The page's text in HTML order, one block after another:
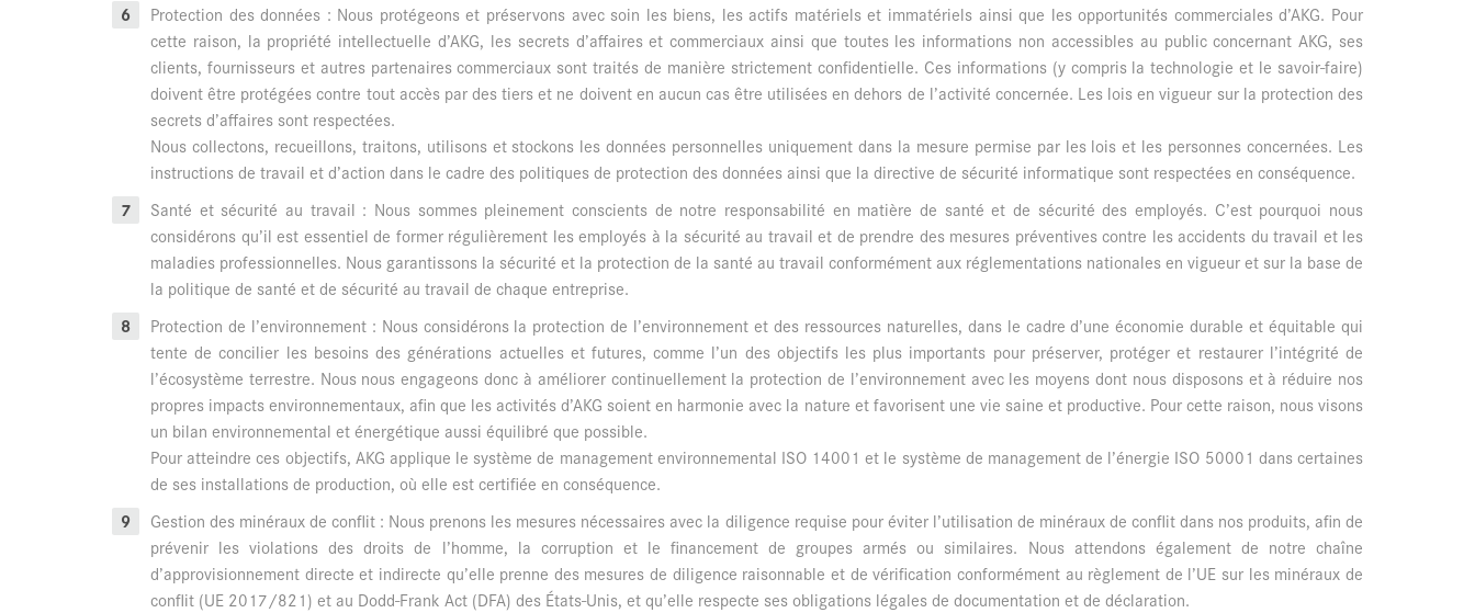
Protection des données : Nous protégeons et préservons avec soin les biens, les actifs matériels et immatériels ainsi que les opportunités commerciales d’AKG. Pour
cette raison, la propriété intellectuelle d’AKG, les secrets d’affaires et commerciaux ainsi que toutes les informations non accessibles au public concernant AKG, ses
clients, fournisseurs et autres partenaires commerciaux sont traités de manière strictement confidentielle. Ces informations (y compris la technologie et le savoir-faire)
doivent être protégées contre tout accès par des tiers et ne doivent en aucun cas être utilisées en dehors de l’activité concernée. Les lois en vigueur sur la protection des
secrets d’affaires sont respectées.
Nous collectons, recueillons, traitons, utilisons et stockons les données personnelles uniquement dans la mesure permise par les lois et les personnes concernées. Les
instructions de travail et d’action dans le cadre des politiques de protection des données ainsi que la directive de sécurité informatique sont respectées en conséquence.
Santé et sécurité au travail : Nous sommes pleinement conscients de notre responsabilité en matière de santé et de sécurité des employés. C’est pourquoi nous
considérons qu’il est essentiel de former régulièrement les employés à la sécurité au travail et de prendre des mesures préventives contre les accidents du travail et les
maladies professionnelles. Nous garantissons la sécurité et la protection de la santé au travail conformément aux réglementations nationales en vigueur et sur la base de
la politique de santé et de sécurité au travail de chaque entreprise.
Protection de l’environnement : Nous considérons la protection de l’environnement et des ressources naturelles, dans le cadre d’une économie durable et équitable qui
tente de concilier les besoins des générations actuelles et futures, comme l’un des objectifs les plus importants pour préserver, protéger et restaurer l’intégrité de
l’écosystème terrestre. Nous nous engageons donc à améliorer continuellement la protection de l’environnement avec les moyens dont nous disposons et à réduire nos
propres impacts environnementaux, afin que les activités d’AKG soient en harmonie avec la nature et favorisent une vie saine et productive. Pour cette raison, nous visons
un bilan environnemental et énergétique aussi équilibré que possible.
Pour atteindre ces objectifs, AKG applique le système de management environnemental ISO 14001 et le système de management de l’énergie ISO 50001 dans certaines
de ses installations de production, où elle est certifiée en conséquence.
Gestion des minéraux de conflit : Nous prenons les mesures nécessaires avec la diligence requise pour éviter l’utilisation de minéraux de conflit dans nos produits, afin de
prévenir les violations des droits de l’homme, la corruption et le financement de groupes armés ou similaires. Nous attendons également de notre chaîne
d’approvisionnement directe et indirecte qu’elle prenne des mesures de diligence raisonnable et de vérification conformément au règlement de l’UE sur les minéraux de
conflit (UE 2017/821) et au Dodd-Frank Act (DFA) des États-Unis, et qu’elle respecte ses obligations légales de documentation et de déclaration.